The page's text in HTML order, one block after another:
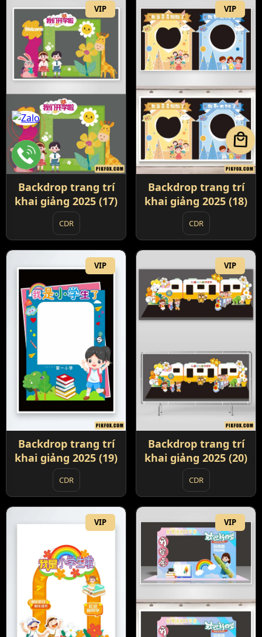
VIP
Backdrop trang trí
khai giảng 2025 (17)
CDR
VIP
Backdrop trang trí
khai giảng 2025 (18)
CDR
VIP
Backdrop trang trí
khai giảng 2025 (19)
CDR
VIP
Backdrop trang trí
khai giảng 2025 (20)
CDR
VIP VIP
local_mall